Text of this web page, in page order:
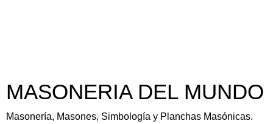
MASONERIA DEL MUNDO
Masonería, Masones, Simbología y Planchas Masónicas.